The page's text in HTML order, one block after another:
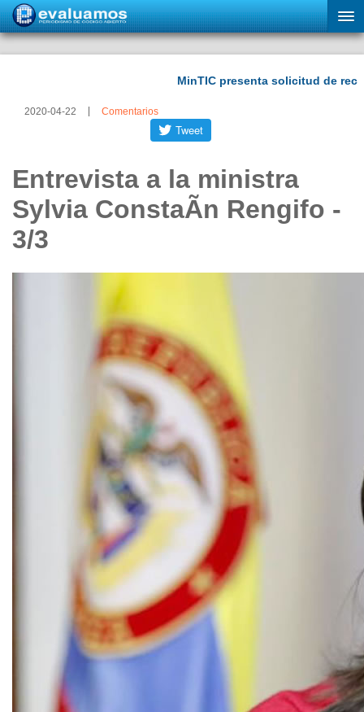
2020-04-22 Comentarios
Entrevista a la ministra
Sylvia ConstaÃ­n Rengifo -
3/3